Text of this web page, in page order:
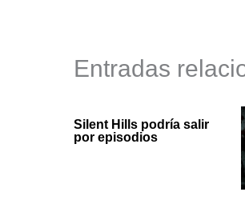
Entradas
Silent Hills podría salir
por episodios